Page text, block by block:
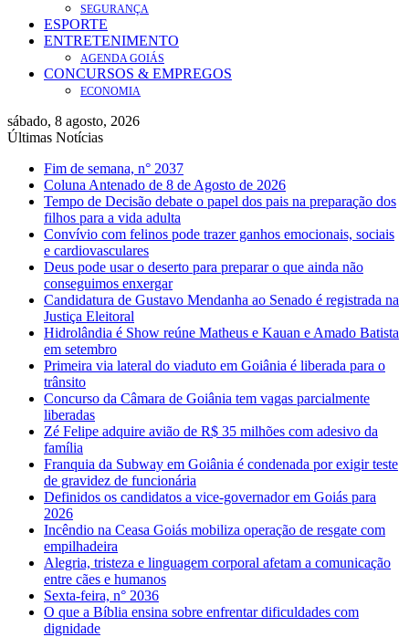
SEGURANÇA
ESPORTE
ENTRETENIMENTO
AGENDA GOIÁS
CONCURSOS & EMPREGOS
ECONOMIA
sábado, 8 agosto, 2026
Últimas Notícias
Fim de semana, n° 2037
Coluna Antenado de 8 de Agosto de 2026
Tempo de Decisão debate o papel dos pais na preparação dos
filhos para a vida adulta
Convívio com felinos pode trazer ganhos emocionais, sociais
e cardiovasculares
Deus pode usar o deserto para preparar o que ainda não
conseguimos enxergar
Candidatura de Gustavo Mendanha ao Senado é registrada na
Justiça Eleitoral
Hidrolândia é Show reúne Matheus e Kauan e Amado Batista
em setembro
Primeira via lateral do viaduto em Goiânia é liberada para o
trânsito
Concurso da Câmara de Goiânia tem vagas parcialmente
liberadas
Zé Felipe adquire avião de R$ 35 milhões com adesivo da
família
Franquia da Subway em Goiânia é condenada por exigir teste
de gravidez de funcionária
Definidos os candidatos a vice-governador em Goiás para
2026
Incêndio na Ceasa Goiás mobiliza operação de resgate com
empilhadeira
Alegria, tristeza e linguagem corporal afetam a comunicação
entre cães e humanos
Sexta-feira, n° 2036
O que a Bíblia ensina sobre enfrentar dificuldades com
dignidade